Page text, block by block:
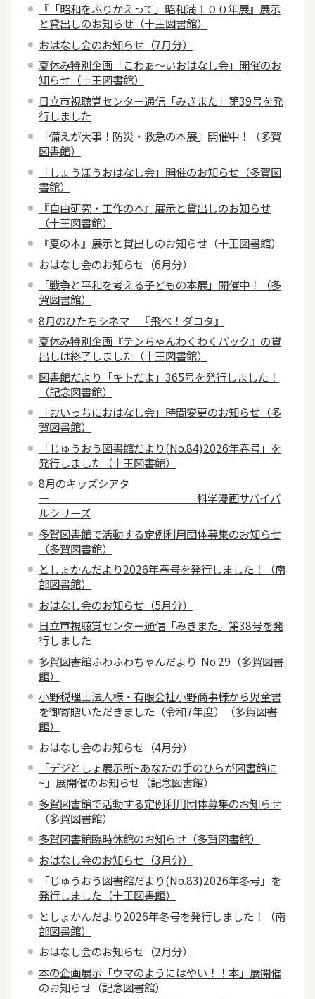
『「昭和をふりかえって」昭和満１００年展』展示
と貸出しのお知らせ（十王図書館）
おはなし会のお知らせ（7月分）
夏休み特別企画「こわぁ～いおはなし会」開催のお
知らせ（十王図書館）
日立市視聴覚センター通信「みきまた」第39号を発
行しました
「備えが大事！防災・救急の本展」開催中！（多賀
図書館）
「しょうぼうおはなし会」開催のお知らせ（多賀図
書館）
『自由研究・工作の本』展示と貸出しのお知らせ
（十王図書館）
『夏の本』展示と貸出しのお知らせ（十王図書館）
おはなし会のお知らせ（6月分）
「戦争と平和を考える子どもの本展」開催中！（多
賀図書館）
8月のひたちシネマ 『飛べ！ダコタ』
夏休み特別企画『テンちゃんわくわくパック』の貸
出しは終了しました（十王図書館）
図書館だより「キトだよ」365号を発行しました！
（記念図書館）
「おいっちにおはなし会」時間変更のお知らせ（多
賀図書館）
「じゅうおう図書館だより(No.84)2026年春号」を
発行しました（十王図書館）
8月のキッズシアタ
ー 科学漫画サバイバ
ルシリーズ
多賀図書館で活動する定例利用団体募集のお知らせ
（多賀図書館）
としょかんだより2026年春号を発行しました！（南
部図書館）
おはなし会のお知らせ（5月分）
日立市視聴覚センター通信「みきまた」第38号を発
行しました
多賀図書館ふわふわちゃんだより No.29（多賀図書
館）
小野税理士法人様・有限会社小野商事様から児童書
を御寄贈いただきました（令和7年度）（多賀図書
館）
おはなし会のお知らせ（4月分）
「デジとしょ展示所~あなたの手のひらが図書館に
~」展開催のお知らせ（記念図書館）
多賀図書館で活動する定例利用団体募集のお知らせ
（多賀図書館）
多賀図書館臨時休館のお知らせ（多賀図書館）
おはなし会のお知らせ（3月分）
「じゅうおう図書館だより(No.83)2026年冬号」を
発行しました（十王図書館）
としょかんだより2026年冬号を発行しました！（南
部図書館）
おはなし会のお知らせ（2月分）
本の企画展示「ウマのようにはやい！！本」展開催
のお知らせ（記念図書館）